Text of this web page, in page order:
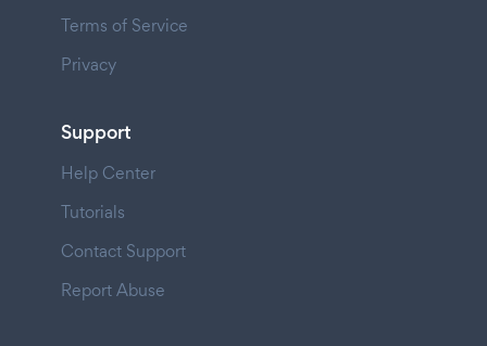
Terms of Service
Privacy
Support
Help Center
Tutorials
Contact Support
Report Abuse